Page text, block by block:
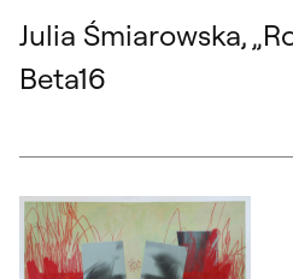
Julia Śmiarowska,
Beta16